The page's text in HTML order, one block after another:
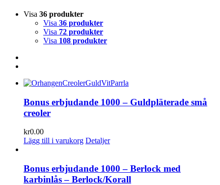
Visa 36 produkter
Visa 36 produkter
Visa 72 produkter
Visa 108 produkter
Bonus erbjudande 1000 – Guldpläterade små
creoler
kr0.00
Lägg till i varukorg Detaljer
Bonus erbjudande 1000 – Berlock med
karbinlås – Berlock/Korall